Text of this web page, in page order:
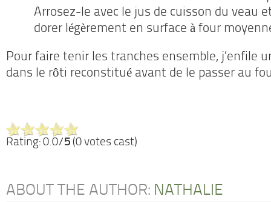
Arrosez-le avec le jus de cuisson du veau
dorer légèrement en surface à four
Pour faire tenir les tranches ensemble, j’enfile
dans le rôti reconstitué avant de le passer au
Rating: 0.0/5 (0 votes cast)
ABOUT THE AUTHOR: NATHALIE